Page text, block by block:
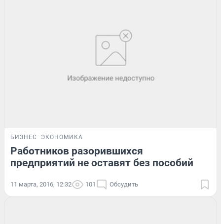
БИЗНЕС ЭКОНОМИКА
Работников разорившихся
предприятий не оставят без пособий
11 марта, 2016, 12:32 101 Обсудить